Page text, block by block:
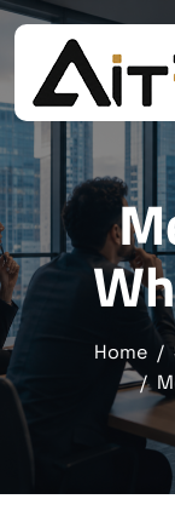
Home